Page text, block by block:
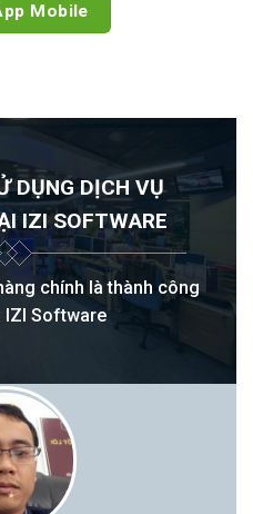
Mobile
DỤNG DỊCH VỤ
IZI SOFTWARE
chính là thành công
IZI Software